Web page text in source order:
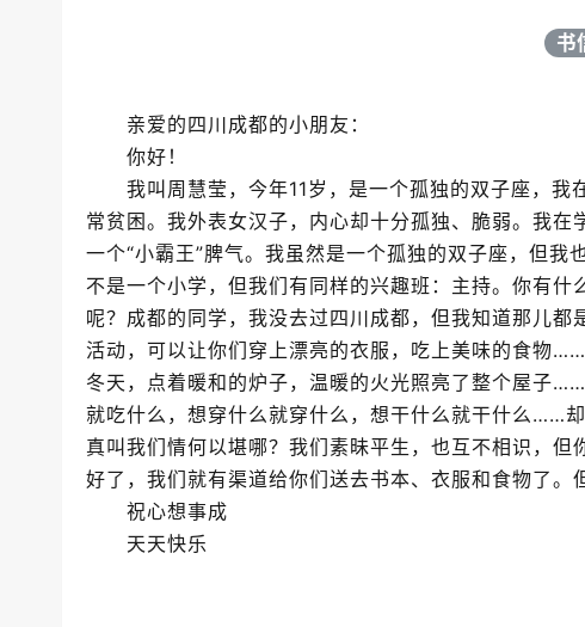
书
亲爱的四川成都的小朋友：
你好！
我叫周慧莹，今年11岁，是一个孤独的双子座，我
常贫困。我外表女汉子，内心却十分孤独、脆弱。我
一个“小霸王”脾气。我虽然是一个孤独的双子座，但
不是一个小学，但我们有同样的兴趣班：主持。你有
呢？成都的同学，我没去过四川成都，但我知道那儿都
活动，可以让你们穿上漂亮的衣服，吃上美味的食物
冬天，点着暖和的炉子，温暖的火光照亮了整个屋子
就吃什么，想穿什么就穿什么，想干什么就干什么……
真叫我们情何以堪哪？我们素昧平生，也互不相识，
好了，我们就有渠道给你们送去书本、衣服和食物了。
祝心想事成
天天快乐